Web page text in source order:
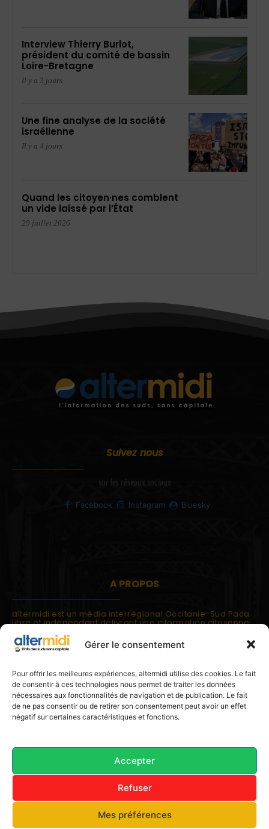
Gérer le consentement
Pour offrir les meilleures expériences, altermidi utilise des cookies. Le fait
de consentir à ces technologies nous permet de traiter les données
nécessaires aux fonctionnalités de navigation et de publication. Le fait
de ne pas consentir ou de retirer son consentement peut avoir un effet
négatif sur certaines caractéristiques et fonctions.
Accepter
Refuser
Mes préférences
Interview Thierry Burlot,
président du comité de bassin
Loire-Bretagne
Il y a 3 jours
Une fine analyse de la société
israélienne
Il y a 4 jours
Quand les citoyen·nes comblent
un vide laissé par l’État
29 juillet 2026
Suivez nous
sur les réseaux sociaux
Facebook Instagram Bluesky
A PROPOS
altermidi est un média interrégional Occitanie-Sud Paca
libre et indépendant délivrant une information citoyenne
altermidi est ouvert sur les suds, la méditerranée,
l'europe.
altermidi aborde des thématiques globales évaluées à
partir des constats de terrain ou d'analyses à l'échelon
local.
altermidi c'est l'information capitale, sans capitale.
© 2025 altermidi.org - Les amis d'altermidi